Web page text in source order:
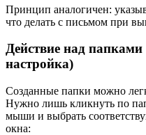
Принцип аналогичен:
что делать с письмом при
Действие над папками
настройка)
Созданные папки можно
Нужно лишь кликнуть по
мыши и выбрать
окна: